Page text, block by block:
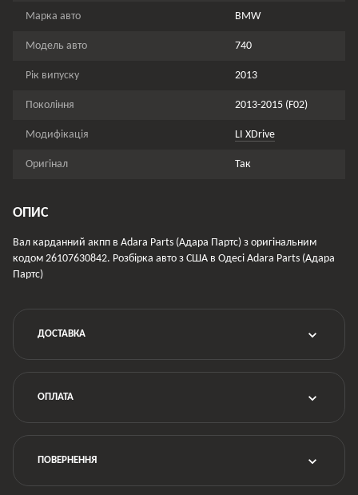
Марка авто BMW
Модель авто 740
Рік випуску 2013
Покоління 2013-2015 (F02)
Модифікація LI XDrive
Оригінал Так
ОПИС
Вал карданний акпп в Adara Parts (Адара Партс) з оригінальним
кодом 26107630842. Розбірка авто з США в Одесі Adara Parts (Адара
Партс)
ДОСТАВКА
ОПЛАТА
ПОВЕРНЕННЯ